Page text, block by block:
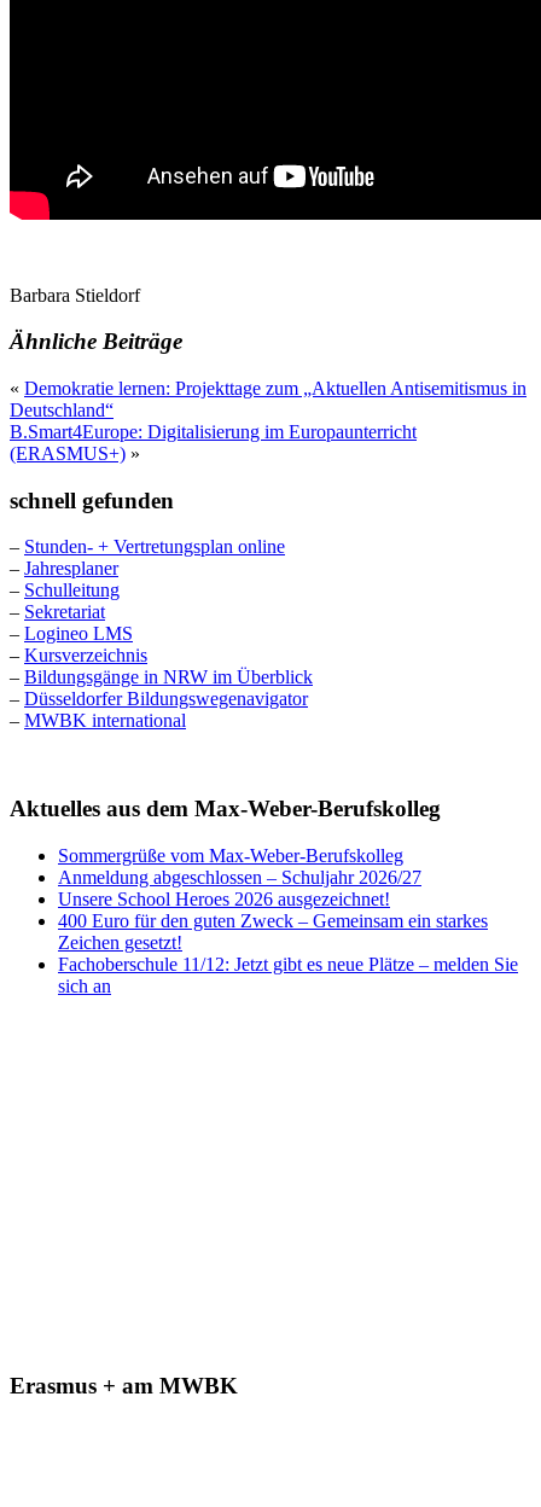
Barbara Stieldorf
Ähnliche Beiträge
« Demokratie lernen: Projekttage zum „Aktuellen Antisemitismus in
Deutschland“
B.Smart4Europe: Digitalisierung im Europaunterricht
(ERASMUS+) »
schnell gefunden
– Stunden- + Vertretungsplan online
– Jahresplaner
– Schulleitung
– Sekretariat
– Logineo LMS
– Kursverzeichnis
– Bildungsgänge in NRW im Überblick
– Düsseldorfer Bildungswegenavigator
– MWBK international
Aktuelles aus dem Max-Weber-Berufskolleg
Sommergrüße vom Max-Weber-Berufskolleg
Anmeldung abgeschlossen – Schuljahr 2026/27
Unsere School Heroes 2026 ausgezeichnet!
400 Euro für den guten Zweck – Gemeinsam ein starkes
Zeichen gesetzt!
Fachoberschule 11/12: Jetzt gibt es neue Plätze – melden Sie
sich an
Erasmus + am MWBK